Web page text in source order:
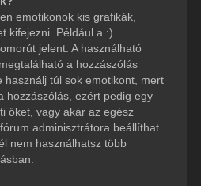
emotikonok kis grafikák,
kifejezni. Például a :)
jelent. A használható
a hozzászólás
használj túl sok emotikont, mert
hozzászólás, ezért pedig egy
őket, vagy akár az egész
adminisztrátora beállíthat
nem használhatsz több